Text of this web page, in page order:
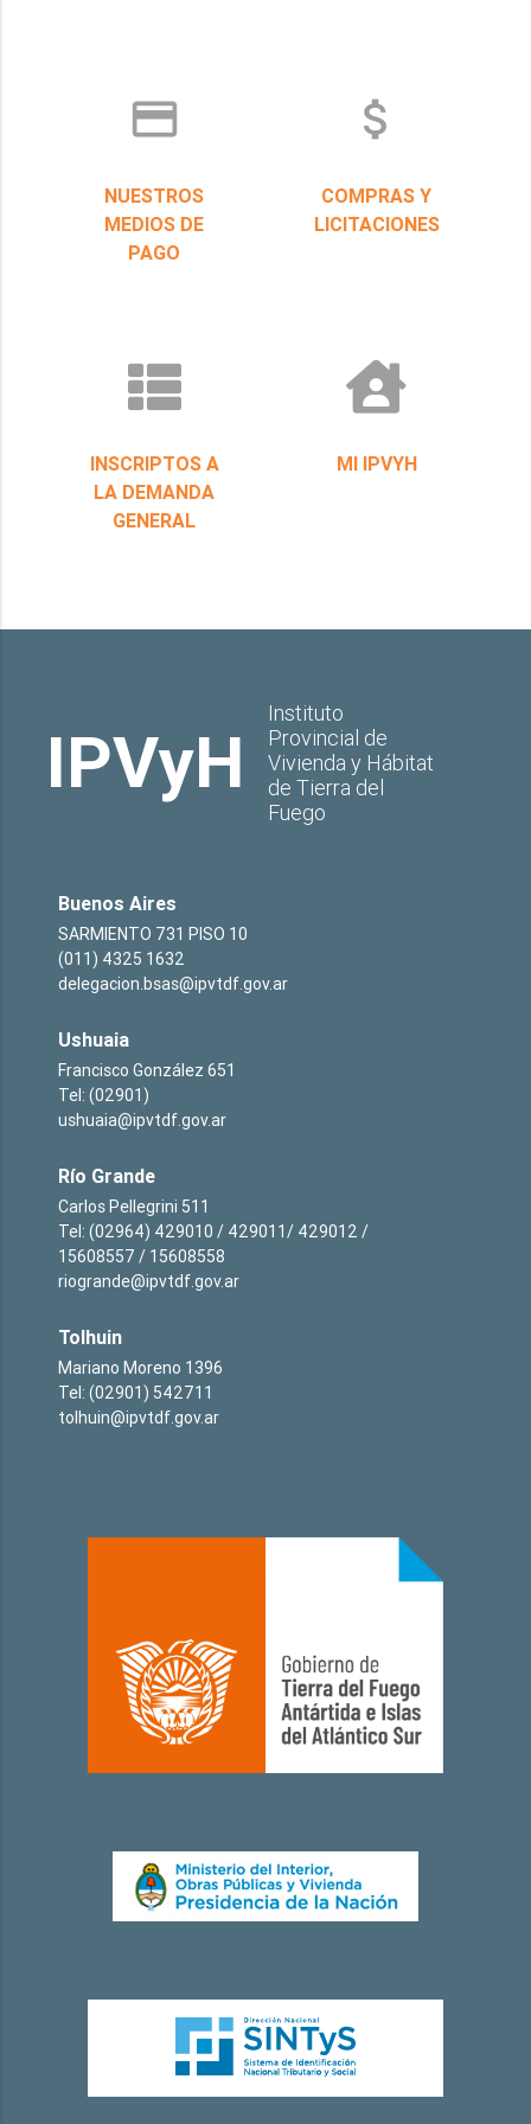
credit_card
NUESTROS
MEDIOS DE
PAGO
attach_money
COMPRAS Y
LICITACIONES
INSCRIPTOS A
LA DEMANDA
GENERAL
MI IPVYH
IPVyH
Instituto
Provincial de
Vivienda y Hábitat
de Tierra del
Fuego
Buenos Aires
SARMIENTO 731 PISO 10
(011) 4325 1632
delegacion.bsas@ipvtdf.gov.ar
Ushuaia
Francisco González 651
Tel: (02901)
ushuaia@ipvtdf.gov.ar
Río Grande
Carlos Pellegrini 511
Tel: (02964) 429010 / 429011/ 429012 /
15608557 / 15608558
riogrande@ipvtdf.gov.ar
Tolhuin
Mariano Moreno 1396
Tel: (02901) 542711
tolhuin@ipvtdf.gov.ar